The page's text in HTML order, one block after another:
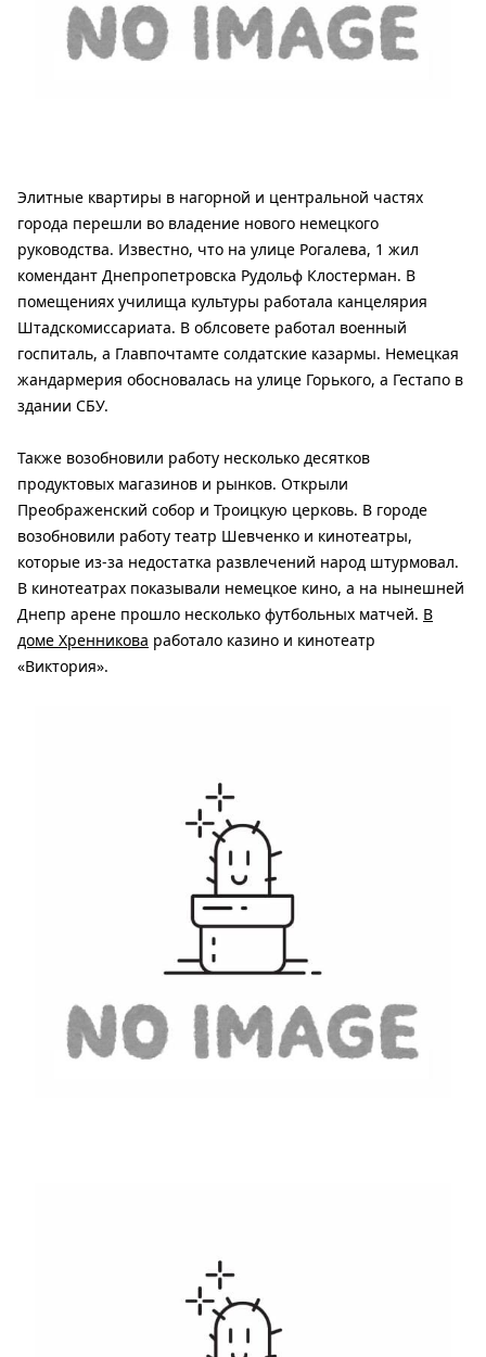
Элитные квартиры в нагорной и центральной частях
города перешли во владение нового немецкого
руководства. Известно, что на улице Рогалева, 1 жил
комендант Днепропетровска Рудольф Клостерман. В
помещениях училища культуры работала канцелярия
Штадскомиссариата. В облсовете работал военный
госпиталь, а Главпочтамте солдатские казармы. Немецкая
жандармерия обосновалась на улице Горького, а Гестапо в
здании СБУ.
Также возобновили работу несколько десятков
продуктовых магазинов и рынков. Открыли
Преображенский собор и Троицкую церковь. В городе
возобновили работу театр Шевченко и кинотеатры,
которые из-за недостатка развлечений народ штурмовал.
В кинотеатрах показывали немецкое кино, а на нынешней
Днепр арене прошло несколько футбольных матчей. В
доме Хренникова работало казино и кинотеатр
«Виктория».